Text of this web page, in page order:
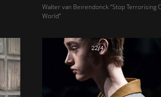
Walter van Beirendonck “Stop Terrorising
World”